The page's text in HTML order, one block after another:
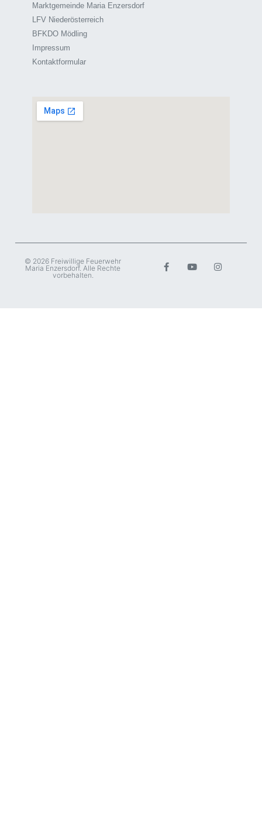
Marktgemeinde Maria Enzersdorf
LFV Niederösterreich
BFKDO Mödling
Impressum
Kontaktformular
© 2026 Freiwillige Feuerwehr
Maria Enzersdorf. Alle Rechte
vorbehalten.